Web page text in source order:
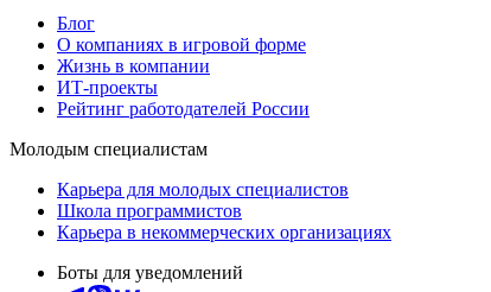
Блог
О компаниях в игровой форме
Жизнь в компании
ИТ-проекты
Рейтинг работодателей России
Молодым специалистам
Карьера для молодых специалистов
Школа программистов
Карьера в некоммерческих организациях
Боты для уведомлений